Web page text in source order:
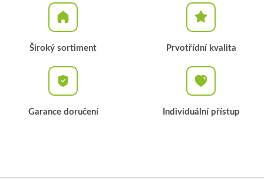
Široký sortiment Prvotřídní kvalita
Garance doručení Individuální přístup